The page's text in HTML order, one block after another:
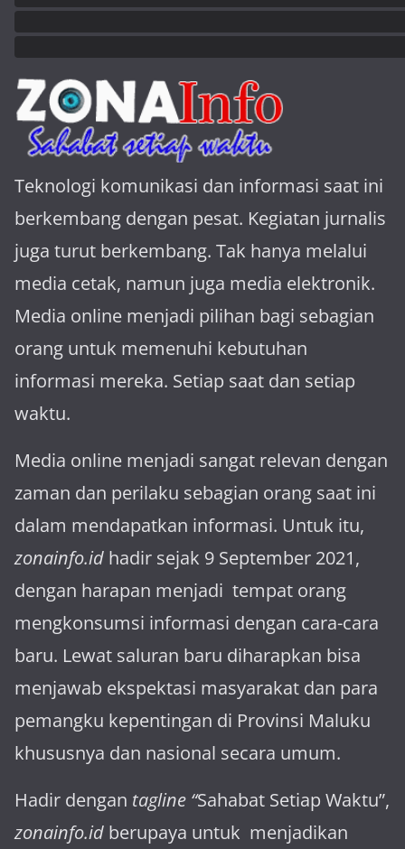
Teknologi komunikasi dan informasi saat ini
berkembang dengan pesat. Kegiatan jurnalis
juga turut berkembang. Tak hanya melalui
media cetak, namun juga media elektronik.
Media online menjadi pilihan bagi sebagian
orang untuk memenuhi kebutuhan
informasi mereka. Setiap saat dan setiap
waktu.
Media online menjadi sangat relevan dengan
za­man dan perilaku sebagian orang saat ini
dalam mendapatkan informasi. Untuk itu,
zonainfo.id hadir sejak 9 September 2021,
dengan harapan menjadi tem­pat orang
mengkonsumsi informasi dengan cara-cara
baru. Lewat sa­luran ba­ru diharapkan bisa
menja­wab ekspektasi masya­rakat dan para
pemangku kepen­tingan di Provinsi Maluku
khususnya dan nasional secara umum.
Hadir dengan tagline “Sahabat Setiap Waktu”,
zonainfo.id berupaya untuk menjadikan